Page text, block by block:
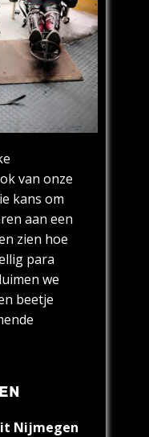
van onze
kans om
aan een
zien hoe
para
we
beetje
Nijmegen